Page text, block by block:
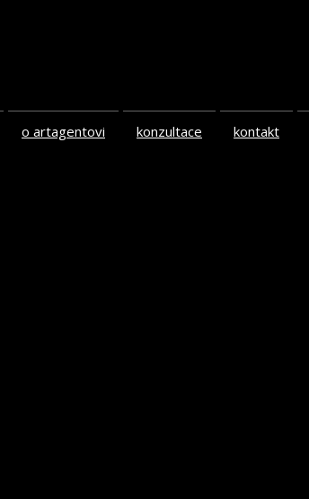
o artagentovi konzultace kontakt